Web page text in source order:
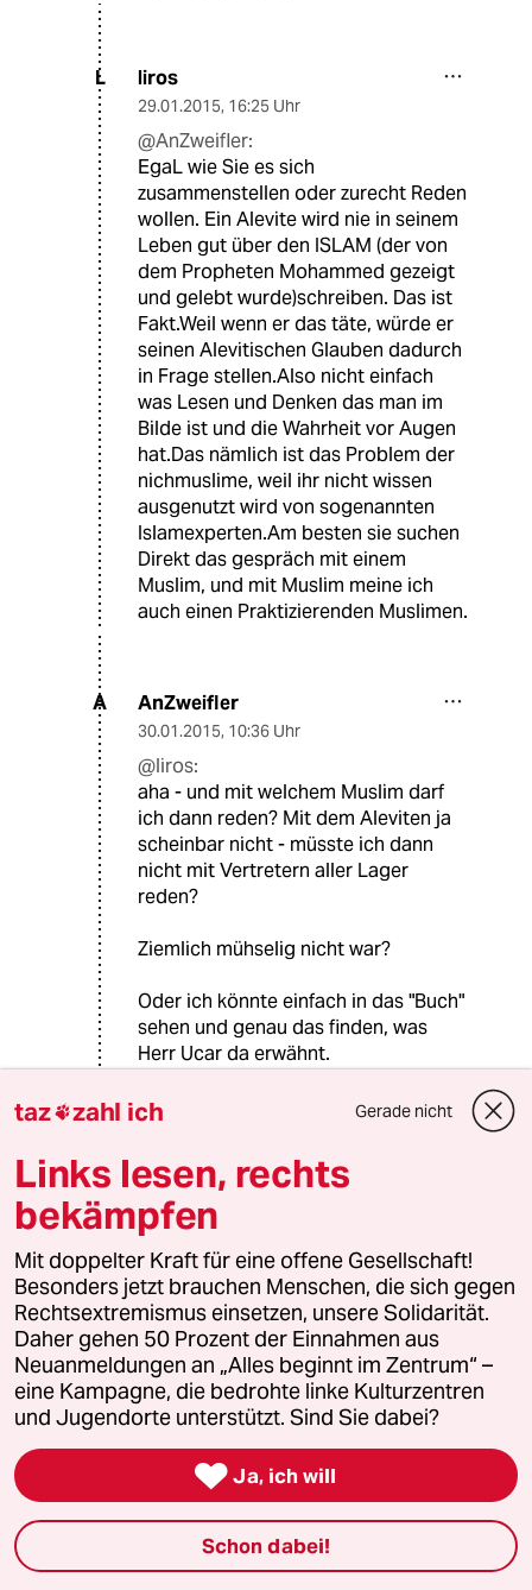
L liros
29.01.2015, 16:25 Uhr
@AnZweifler:
EgaL wie Sie es sich
zusammenstellen oder zurecht Reden
wollen. Ein Alevite wird nie in seinem
Leben gut über den ISLAM (der von
dem Propheten Mohammed gezeigt
und gelebt wurde)schreiben. Das ist
Fakt.Weil wenn er das täte, würde er
seinen Alevitischen Glauben dadurch
in Frage stellen.Also nicht einfach
was Lesen und Denken das man im
Bilde ist und die Wahrheit vor Augen
hat.Das nämlich ist das Problem der
nichmuslime, weil ihr nicht wissen
ausgenutzt wird von sogenannten
Islamexperten.Am besten sie suchen
Direkt das gespräch mit einem
Muslim, und mit Muslim meine ich
auch einen Praktizierenden Muslimen.
A AnZweifler
30.01.2015, 10:36 Uhr
@liros:
aha - und mit welchem Muslim darf
ich dann reden? Mit dem Aleviten ja
scheinbar nicht - müsste ich dann
nicht mit Vertretern aller Lager
reden?
Ziemlich mühselig nicht war?
Oder ich könnte einfach in das "Buch"
sehen und genau das finden, was
Herr Ucar da erwähnt.
Ansonsten kann man für seine
oder Zitate finden - das ist mir auch
klar.
Mir geht es auch nicht um die
Personalie Ucar sonder darum, dass
Sie die Argumente gar nicht
erwähnen oder beachten - Sie
stützen sich auf die Herkunft der
Person, die die Argumente vorbringt
- die Argumente können nicht richtig
sein, weil sie von der falschen Person
kommen.
Und das ist einfach keine Grundlage
für eine sinnvolle Diskussion - sorry.
Wie auch immer - für mich ist an
taz zahl ich Gerade nicht
Links lesen, rechts
bekämpfen
Mit doppelter Kraft für eine offene Gesellschaft!
Besonders jetzt brauchen Menschen, die sich gegen
Rechtsextremismus einsetzen, unsere Solidarität.
Daher gehen 50 Prozent der Einnahmen aus
Neuanmeldungen an „Alles beginnt im Zentrum“ –
eine Kampagne, die bedrohte linke Kulturzentren
und Jugendorte unterstützt. Sind Sie dabei?
 Ja, ich will
Schon dabei!